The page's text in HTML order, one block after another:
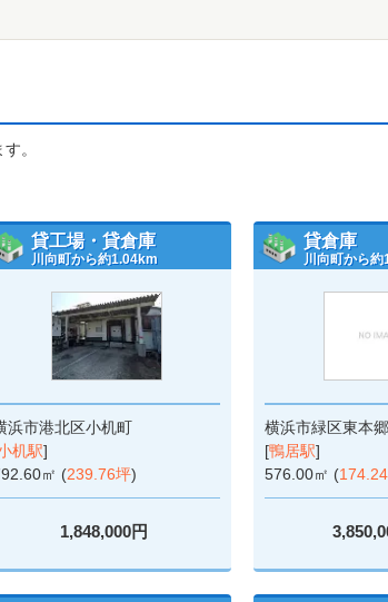
。
貸工場・貸倉庫
川向町から約1.04km
浜市港北区小机町
机駅]
㎡ (239.76坪)
1,848,000円
貸倉庫
川向町から
横浜市緑区東本郷
[鴨居駅]
576.00㎡ (